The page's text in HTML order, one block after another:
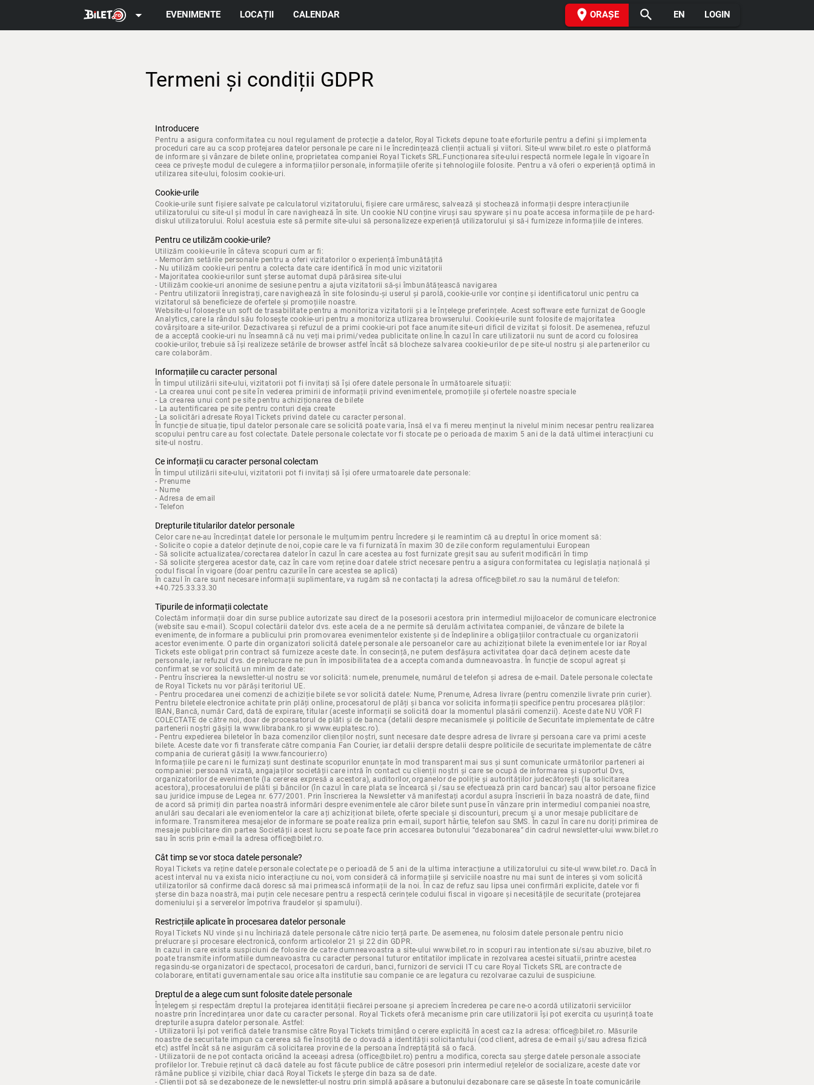
arrow_drop_down EVENIMENTE LOCAȚII CALENDAR placeORAȘE search EN LOGIN
Termeni și condiții GDPR
Introducere
Pentru a asigura conformitatea cu noul regulament de protecție a datelor, Royal Tickets depune toate eforturile pentru a defini și implementa
proceduri care au ca scop protejarea datelor personale pe care ni le încredințează clienții actuali și viitori. Site-ul www.bilet.ro este o platformă
de informare și vânzare de bilete online, proprietatea companiei Royal Tickets SRL.Funcționarea site-ului respectă normele legale în vigoare în
ceea ce privește modul de culegere a informațiilor personale, informațiile oferite și tehnologiile folosite. Pentru a vă oferi o experiență optimă in
utilizarea site-ului, folosim cookie-uri.
Cookie-urile
Cookie-urile sunt fișiere salvate pe calculatorul vizitatorului, fișiere care urmăresc, salvează și stochează informații despre interacțiunile
utilizatorului cu site-ul și modul în care navighează în site. Un cookie NU conține viruși sau spyware și nu poate accesa informațiile de pe hard-
diskul utilizatorului. Rolul acestuia este să permite site-ului să personalizeze experiență utilizatorului și să-i furnizeze informațiile de interes.
Pentru ce utilizăm cookie-urile?
Utilizăm cookie-urile în câteva scopuri cum ar fi:
- Memorăm setările personale pentru a oferi vizitatorilor o experiență îmbunătățită
- Nu utilizăm cookie-uri pentru a colecta date care identifică în mod unic vizitatorii
- Majoritatea cookie-urilor sunt șterse automat după părăsirea site-ului
- Utilizăm cookie-uri anonime de sesiune pentru a ajuta vizitatorii să-și îmbunătățească navigarea
- Pentru utilizatorii înregistrați, care navighează în site folosindu-și userul și parolă, cookie-urile vor conține și identificatorul unic pentru ca
vizitatorul să beneficieze de ofertele și promoțiile noastre.
Website-ul folosește un soft de trasabilitate pentru a monitoriza vizitatorii și a le înțelege preferințele. Acest software este furnizat de Google
Analytics, care la rândul său folosește cookie-uri pentru a monitoriza utlizarea browserului. Cookie-urile sunt folosite de majoritatea
covârșitoare a site-urilor. Dezactivarea și refuzul de a primi cookie-uri pot face anumite site-uri dificil de vizitat și folosit. De asemenea, refuzul
de a acceptă cookie-uri nu înseamnă că nu veți mai primi/vedea publicitate online.În cazul în care utilizatorii nu sunt de acord cu folosirea
cookie-urilor, trebuie să își realizeze setările de browser astfel încât să blocheze salvarea cookie-urilor de pe site-ul nostru și ale partenerilor cu
care colaborăm.
Informațiile cu caracter personal
În timpul utilizării site-ului, vizitatorii pot fi invitați să își ofere datele personale în următoarele situații:
- La crearea unui cont pe site în vederea primirii de informații privind evenimentele, promoțiile și ofertele noastre speciale
- La crearea unui cont pe site pentru achiziționarea de bilete
- La autentificarea pe site pentru conturi deja create
- La solicitări adresate Royal Tickets privind datele cu caracter personal.
În funcție de situație, tipul datelor personale care se solicită poate varia, însă el va fi mereu menținut la nivelul minim necesar pentru realizarea
scopului pentru care au fost colectate. Datele personale colectate vor fi stocate pe o perioada de maxim 5 ani de la dată ultimei interacțiuni cu
site-ul nostru.
Ce informații cu caracter personal colectam
În timpul utilizării site-ului, vizitatorii pot fi invitați să își ofere urmatoarele date personale:
- Prenume
- Nume
- Adresa de email
- Telefon
Drepturile titularilor datelor personale
Celor care ne-au încredințat datele lor personale le mulțumim pentru încredere și le reamintim că au dreptul în orice moment să:
- Solicite o copie a datelor deținute de noi, copie care le va fi furnizată în maxim 30 de zile conform regulamentului European
- Să solicite actualizatea/corectarea datelor în cazul în care acestea au fost furnizate greșit sau au suferit modificări în timp
- Să solicite ștergerea acestor date, caz în care vom reține doar datele strict necesare pentru a asigura conformitatea cu legislația națională și
codul fiscal în vigoare (doar pentru cazurile în care acestea se aplică)
În cazul în care sunt necesare informații suplimentare, va rugăm să ne contactați la adresa office@bilet.ro sau la numărul de telefon:
+40.725.33.33.30
Tipurile de informații colectate
Colectăm informații doar din surse publice autorizate sau direct de la posesorii acestora prin intermediul mijloacelor de comunicare electronice
(website sau e-mail). Scopul colectării datelor dvs. este acela de a ne permite să derulăm activitatea companiei, de vânzare de bilete la
evenimente, de informare a publicului prin promovarea evenimentelor existente și de îndeplinire a obligațiilor contractuale cu organizatorii
acestor evenimente. O parte din organizatori solicită datele personale ale persoanelor care au achiziționat bilete la evenimentele lor iar Royal
Tickets este obligat prin contract să furnizeze aceste date. În consecință, ne putem desfășura activitatea doar dacă deținem aceste date
personale, iar refuzul dvs. de prelucrare ne pun în imposibilitatea de a accepta comanda dumneavoastra. În funcție de scopul agreat și
confirmat se vor solicită un minim de date:
- Pentru înscrierea la newsletter-ul nostru se vor solicită: numele, prenumele, numărul de telefon și adresa de e-mail. Datele personale colectate
de Royal Tickets nu vor părăși teritoriul UE.
- Pentru procedarea unei comenzi de achiziție bilete se vor solicită datele: Nume, Prenume, Adresa livrare (pentru comenzile livrate prin curier).
Pentru biletele electronice achitate prin plăți online, procesatorul de plăți și banca vor solicita informații specifice pentru procesarea plăților:
IBAN, Bancă, număr Card, dată de expirare, titular (aceste informații se solicită doar la momentul plasării comenzii). Aceste date NU VOR FI
COLECTATE de către noi, doar de procesatorul de plăti și de banca (detalii despre mecanismele și politicile de Securitate implementate de către
partenerii noștri gășiți la www.librabank.ro și www.euplatesc.ro).
- Pentru expedierea biletelor în baza comenzilor clienților noștri, sunt necesare date despre adresa de livrare și persoana care va primi aceste
bilete. Aceste date vor fi transferate către compania Fan Courier, iar detalii derspre detalii despre politicile de securitate implementate de către
compania de curierat găsiți la www.fancourier.ro)
Informațiile pe care ni le furnizați sunt destinate scopurilor enunțate în mod transparent mai sus și sunt comunicate următorilor parteneri ai
companiei: persoană vizată, angajaților societății care intră în contact cu clienții noștri și care se ocupă de informarea și suportul Dvs,
organizatorilor de evenimente (la cererea expresă a acestora), auditorilor, organelor de poliție și autorităților judecătorești (la solicitarea
acestora), procesatorului de plăti și băncilor (în cazul în care plata se încearcă și /sau se efectuează prin card bancar) sau altor persoane fizice
sau juridice impuse de Legea nr. 677/2001. Prin înscrierea la Newsletter vă manifestați acordul asupra înscrierii în baza noastră de date, fiind
de acord să primiți din partea noastră informări despre evenimentele ale căror bilete sunt puse în vânzare prin intermediul companiei noastre,
anulări sau decalari ale eveniomentelor la care ați achiziționat bilete, oferte speciale și discounturi, precum și a unor mesaje publicitare de
informare. Transmiterea mesajelor de informare se poate realiza prin e-mail, suport hârtie, telefon sau SMS. În cazul în care nu doriți primirea de
mesaje publicitare din partea Societății acest lucru se poate face prin accesarea butonului “dezabonarea” din cadrul newsletter-ului www.bilet.ro
sau în scris prin e-mail la adresa office@bilet.ro.
Cât timp se vor stoca datele personale?
Royal Tickets va reține datele personale colectate pe o perioadă de 5 ani de la ultima interacțiune a utilizatorului cu site-ul www.bilet.ro. Dacă în
acest interval nu va exista nicio interacțiune cu noi, vom consideră că informațiile și serviciile noastre nu mai sunt de interes și vom solicită
utilizatorilor să confirme dacă doresc să mai primească informații de la noi. În caz de refuz sau lipsa unei confirmări explicite, datele vor fi
șterse din baza noastră, mai puțin cele necesare pentru a respectă cerințele codului fiscal in vigoare și necesitățile de securitate (protejarea
domeniului și a serverelor împotriva fraudelor și spamului).
Restricțiile aplicate în procesarea datelor personale
Royal Tickets NU vinde și nu închiriază datele personale către nicio terță parte. De asemenea, nu folosim datele personale pentru nicio
prelucrare și procesare electronică, conform articolelor 21 și 22 din GDPR.
In cazul in care exista suspiciuni de folosire de catre dumneavoastra a site-ului www.bilet.ro in scopuri rau intentionate si/sau abuzive, bilet.ro
poate transmite informatiile dumneavoastra cu caracter personal tuturor entitatilor implicate in rezolvarea acestei situatii, printre acestea
regasindu-se organizatori de spectacol, procesatori de carduri, banci, furnizori de servicii IT cu care Royal Tickets SRL are contracte de
colaborare, entitati guvernamentale sau orice alta institutie sau companie ce are legatura cu rezolvarae cazului de suspiciune.
Dreptul de a alege cum sunt folosite datele personale
Înțelegem și respectăm dreptul la protejarea identității fiecărei persoane și apreciem încrederea pe care ne-o acordă utilizatorii serviciilor
noastre prin încredințarea unor date cu caracter personal. Royal Tickets oferă mecanisme prin care utilizatorii își pot exercita cu ușurință toate
drepturile asupra datelor personale. Astfel:
- Utilizatorii își pot verifică datele transmise către Royal Tickets trimițând o cerere explicită în acest caz la adresa: office@bilet.ro. Măsurile
noastre de securitate impun ca cererea să fie însoțită de o dovadă a identității solicitantului (cod client, adresa de e-mail și/sau adresa fizică
etc) astfel încât să ne asigurăm că solicitarea provine de la persoana îndreptățită să o facă.
- Utilizatorii de ne pot contacta oricând la aceeași adresa (office@bilet.ro) pentru a modifica, corecta sau șterge datele personale associate
profilelor lor. Trebuie reținut că dacă datele au fost făcute publice de către posesori prin intermediul rețelelor de socializare, aceste date vor
rămâne publice și vizibile, chiar dacă Royal Tickets le șterge din baza sa de date.
- Clienții pot să se dezaboneze de le newsletter-ul nostru prin simplă apăsare a butonului dezabonare care se găsește în toate comunicările